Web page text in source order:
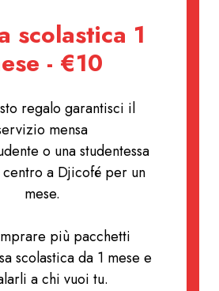
scolastica 1
- €10
regalo garantisci il
mensa
o una studentessa
a Djicofé per un
mese.
più pacchetti
scolastica da 1 mese e
a chi vuoi tu.